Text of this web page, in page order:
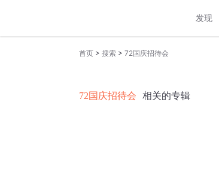
发现
首页 > 搜索 > 72国庆招待会
72国庆招待会 相关的专辑